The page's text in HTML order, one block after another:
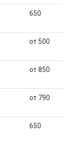
650
от 500
от 850
от 790
650